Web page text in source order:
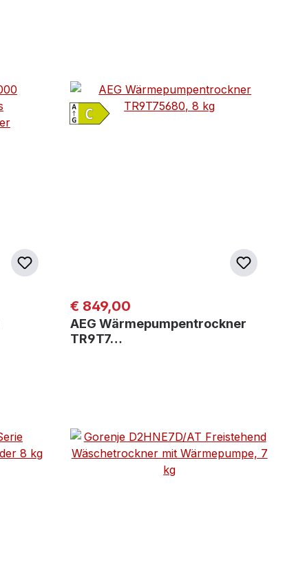
Regulärer Preis:
€ 849,00
AEG Wärmepumpentrockner
TR9T7…